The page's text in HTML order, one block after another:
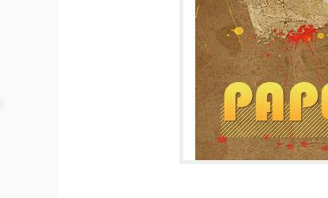
48个免费的Photoshop动作
15年前
在我们对图片进行设计处理时用的最
Photoshop了。对于这个优秀的软件不仅